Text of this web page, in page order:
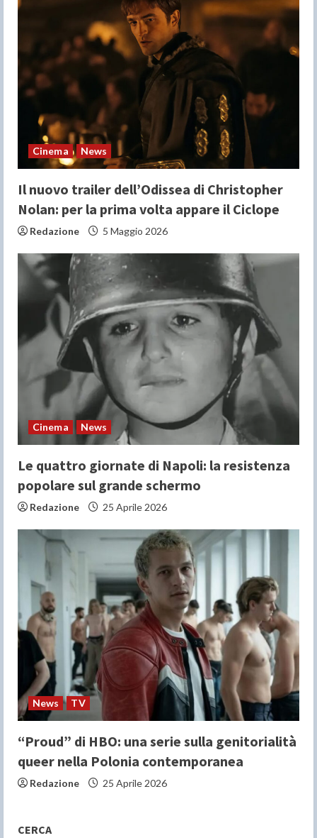
a
d
n
g
Cinema News
Il nuovo trailer dell’Odissea di Christopher
Nolan: per la prima volta appare il Ciclope
Redazione 5 Maggio 2026
Cinema News
Le quattro giornate di Napoli: la resistenza
popolare sul grande schermo
Redazione 25 Aprile 2026
News TV
“Proud” di HBO: una serie sulla genitorialità
queer nella Polonia contemporanea
Redazione 25 Aprile 2026
CERCA